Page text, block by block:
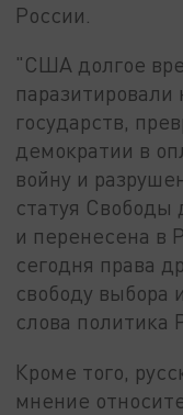
России.
"США долгое
паразитировали
государств,
демократии в
войну и
статуя
и перенесена в
сегодня права
свободу выбора
слова политика
Кроме того,
мнение